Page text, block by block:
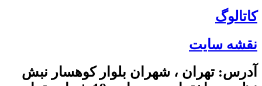
کاتالوگ
نقشه سایت
آدرس: تهران ، شهران بلوار کوهسار نبش